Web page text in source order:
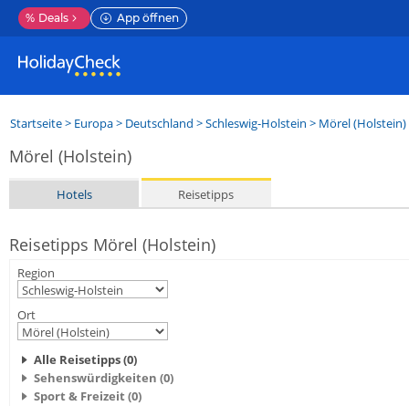
% Deals App öffnen
Startseite> Europa> Deutschland >Schleswig-Holstein > Mörel (Holstein)
Mörel (Holstein)
Hotels Reisetipps
Reisetipps Mörel (Holstein)
Region
Ort
Alle Reisetipps (0)
Sehenswürdigkeiten (0)
Sport & Freizeit (0)